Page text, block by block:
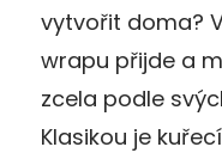
vytvořit doma?
wrapu přijde a
zcela podle
Klasikou je